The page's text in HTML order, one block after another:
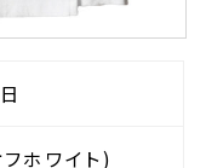
ホワイト)